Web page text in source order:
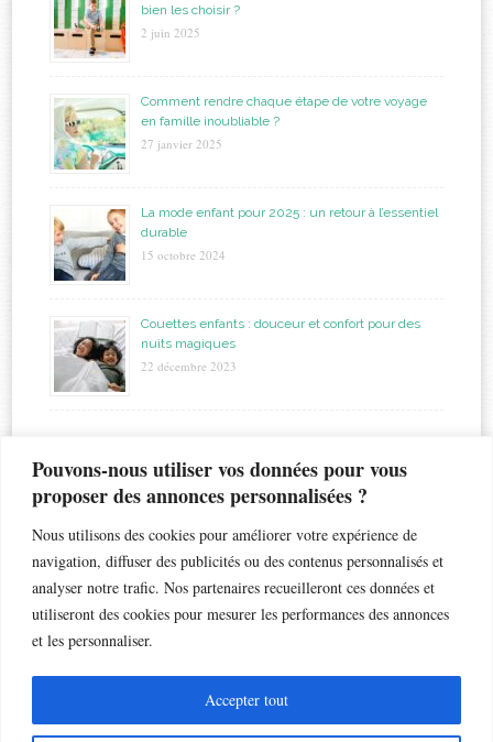
Pouvons-nous utiliser vos données pour vous
proposer des annonces personnalisées ?
Nous utilisons des cookies pour améliorer votre expérience de
navigation, diffuser des publicités ou des contenus personnalisés et
analyser notre trafic. Nos partenaires recueilleront ces données et
utiliseront des cookies pour mesurer les performances des annonces
et les personnaliser.
Accepter tout
bien les choisir ?
2 juin 2025
Comment rendre chaque étape de votre voyage
en famille inoubliable ?
27 janvier 2025
La mode enfant pour 2025 : un retour à l’essentiel
durable
15 octobre 2024
Couettes enfants : douceur et confort pour des
nuits magiques
22 décembre 2023
accouchement allaitement astuces bapteme beauté
bronchiolite bébé cadeau chaleur chambre chocolat
coiffure crèche dents de lait droits enfant enfants esthétique
gateau grossesse grossesse géméllaire jouet
jumeaux
naissance nounou Noël petite enfance
voyage école